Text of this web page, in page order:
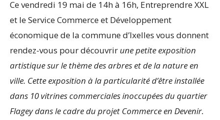
Ce vendredi 19 mai de 14h à 16h, Entreprendre XXL
et le Service Commerce et Développement
économique de la commune d’Ixelles vous donnent
rendez-vous pour découvrir une petite exposition
artistique sur le thème des arbres et de la nature en
ville. Cette exposition à la particularité d’être installée
dans 10 vitrines commerciales inoccupées du quartier
Flagey dans le cadre du projet Commerce en Devenir.